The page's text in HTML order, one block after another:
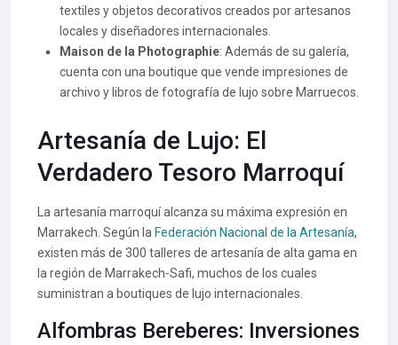
textiles y objetos decorativos creados por artesanos
locales y diseñadores internacionales.
Maison de la Photographie: Además de su galería,
cuenta con una boutique que vende impresiones de
archivo y libros de fotografía de lujo sobre Marruecos.
Artesanía de Lujo: El
Verdadero Tesoro Marroquí
La artesanía marroquí alcanza su máxima expresión en
Marrakech. Según la Federación Nacional de la Artesanía,
existen más de 300 talleres de artesanía de alta gama en
la región de Marrakech-Safi, muchos de los cuales
suministran a boutiques de lujo internacionales.
Alfombras Bereberes: Inversiones